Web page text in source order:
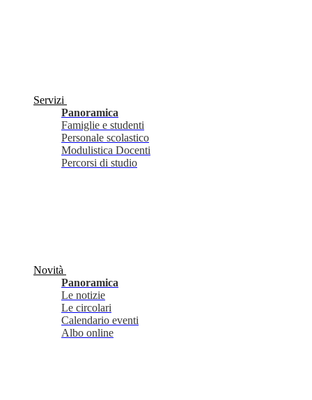
Servizi
Panoramica
Famiglie e studenti
Personale scolastico
Modulistica Docenti
Percorsi di studio
Novità
Panoramica
Le notizie
Le circolari
Calendario eventi
Albo online